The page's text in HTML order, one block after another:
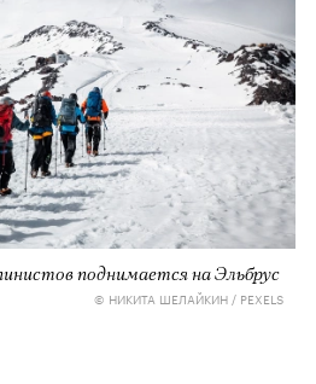
поднимается на Эльбрус
© НИКИТА ШЕЛАЙКИН / PEXELS